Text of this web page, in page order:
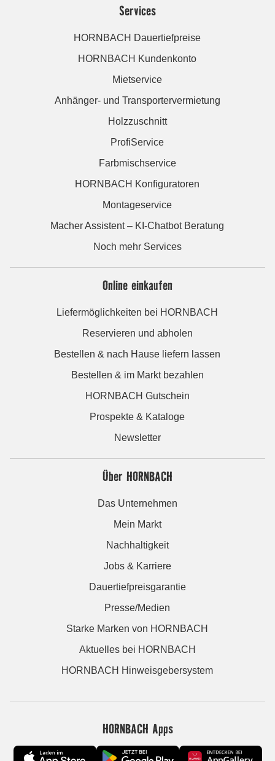
Services
HORNBACH Dauertiefpreise
HORNBACH Kundenkonto
Mietservice
Anhänger- und Transportervermietung
Holzzuschnitt
ProfiService
Farbmischservice
HORNBACH Konfiguratoren
Montageservice
Macher Assistent – KI-Chatbot Beratung
Noch mehr Services
Online einkaufen
Liefermöglichkeiten bei HORNBACH
Reservieren und abholen
Bestellen & nach Hause liefern lassen
Bestellen & im Markt bezahlen
HORNBACH Gutschein
Prospekte & Kataloge
Newsletter
Über HORNBACH
Das Unternehmen
Mein Markt
Nachhaltigkeit
Jobs & Karriere
Dauertiefpreisgarantie
Presse/Medien
Starke Marken von HORNBACH
Aktuelles bei HORNBACH
HORNBACH Hinweisgebersystem
HORNBACH Apps